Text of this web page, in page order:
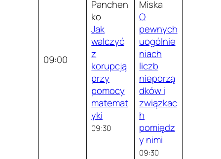
09:00
Panchen
ko
Jak
walczyć
z
korupcją
przy
pomocy
matemat
yki
09:30
Miska
O
pewnych
uogólnie
niach
liczb
nieporzą
dków i
związkac
h
pomiędz
y nimi
09:30